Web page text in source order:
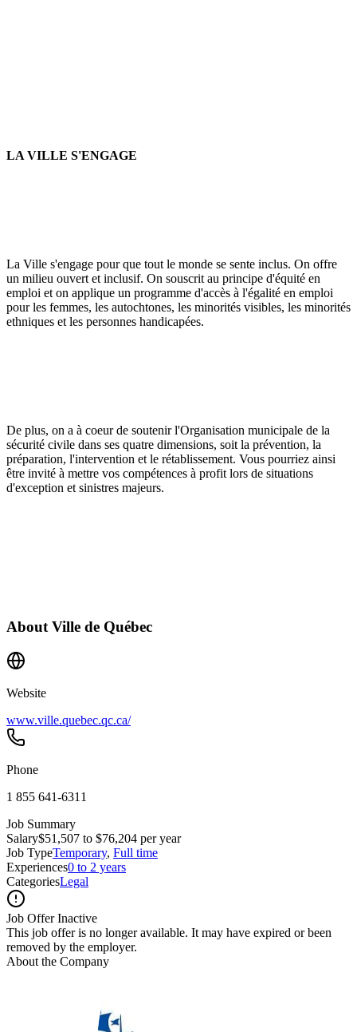
LA VILLE S'ENGAGE
La Ville s'engage pour que tout le monde se sente inclus. On offre
un milieu ouvert et inclusif. On souscrit au principe d'équité en
emploi et on applique un programme d'accès à l'égalité en emploi
pour les femmes, les autochtones, les minorités visibles, les minorités
ethniques et les personnes handicapées.
De plus, on a à coeur de soutenir l'Organisation municipale de la
sécurité civile dans ses quatre dimensions, soit la prévention, la
préparation, l'intervention et le rétablissement. Vous pourriez ainsi
être invité à mettre vos compétences à profit lors de situations
d'exception et sinistres majeurs.
About Ville de Québec
Website
www.ville.quebec.qc.ca/
Phone
1 855 641‑6311
Job Summary
Salary$51,507 to $76,204 per year
Job TypeTemporary, Full time
Experiences0 to 2 years
CategoriesLegal
Job Offer Inactive
This job offer is no longer available. It may have expired or been
removed by the employer.
About the Company